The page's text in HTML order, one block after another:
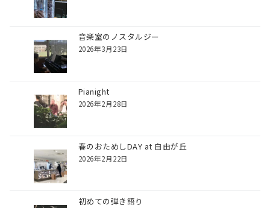
音楽室のノスタルジー
2026年3月23日
Pianight
2026年2月28日
春のおためしDAY at 自由が丘
2026年2月22日
初めての弾き語り